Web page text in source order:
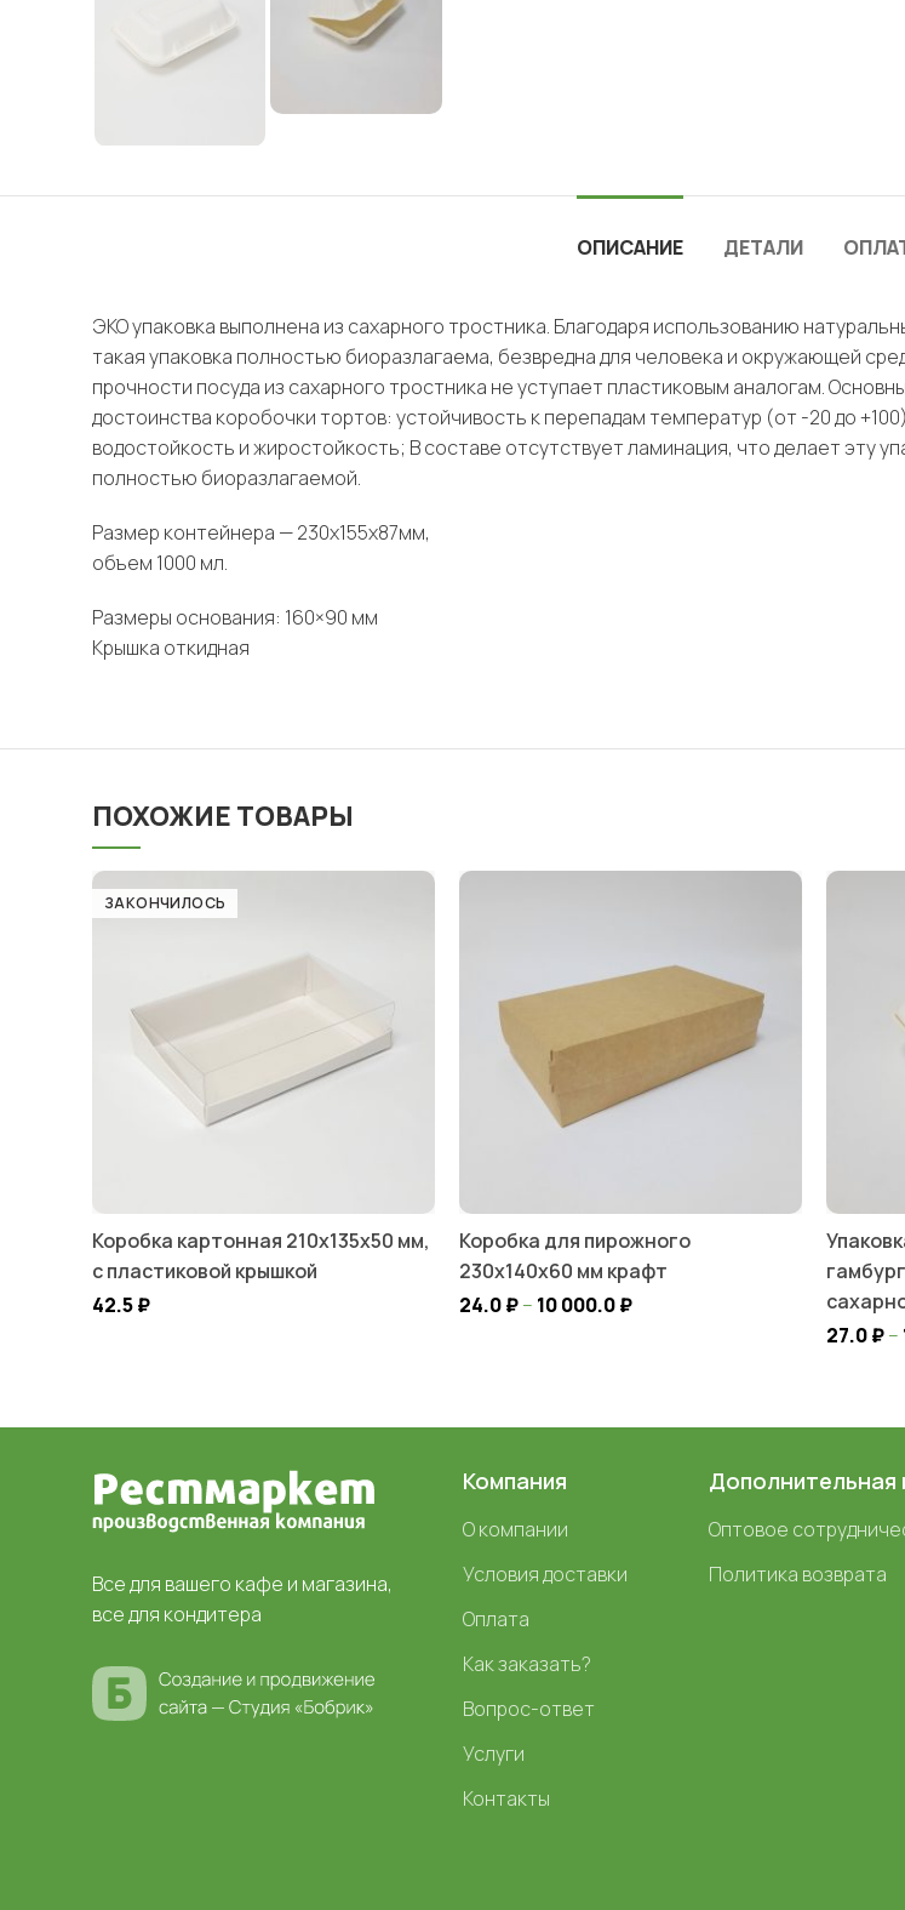
ОПИСАНИЕ ДЕТАЛИ
ЭКО упаковка выполнена из сахарного тростника. Благодаря использованию
такая упаковка полностью биоразлагаема, безвредна для человека и окружающей
прочности посуда из сахарного тростника не уступает пластиковым аналогам.
достоинства коробочки тортов: устойчивость к перепадам температур (от -20 до
водостойкость и жиростойкость; В составе отсутствует ламинация, что делает эту
полностью биоразлагаемой.
Размер контейнера — 230х155х87мм,
объем 1000 мл.
Размеры основания: 160×90 мм
Крышка откидная
ПОХОЖИЕ ТОВАРЫ
ЗАКОНЧИЛОСЬ
Коробка картонная 210х135х50 мм,
с пластиковой крышкой
42.5₽
Коробка для пирожного
230х140х60 мм крафт
24.0₽– 10 000.0₽
27.0₽–
Все для вашего кафе и магазина,
все для кондитера
Компания
О компании
Условия доставки
Оплата
Как заказать?
Вопрос-ответ
Услуги
Контакты
Дополнительная
Оптовое
Политика возврата